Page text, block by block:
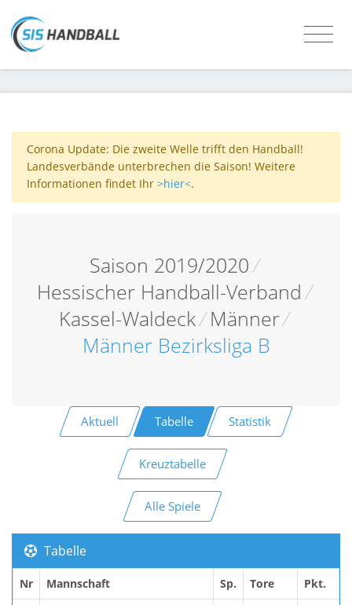
Corona Update: Die zweite Welle trifft den Handball!
Landesverbände unterbrechen die Saison! Weitere
Informationen findet Ihr >hier<.
Saison 2019/2020/
Hessischer Handball-Verband/
Kassel-Waldeck/ Männer/
Männer Bezirksliga B
Aktuell Tabelle Statistik
Kreuztabelle
Alle Spiele
Tabelle
Nr Mannschaft Sp. Tore Pkt.